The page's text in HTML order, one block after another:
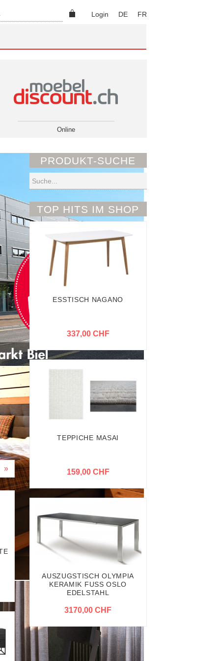
DE FR
Login
Suchen
Online
»
PRODUKT-SUCHE
Suchen
TOP HITS IM SHOP
ESSTISCH NAGANO
337,00 CHF
TEPPICHE MASAI
159,00 CHF
AUSZUGSTISCH OLYMPIA
KERAMIK FUSS OSLO
EDELSTAHL
3170,00 CHF